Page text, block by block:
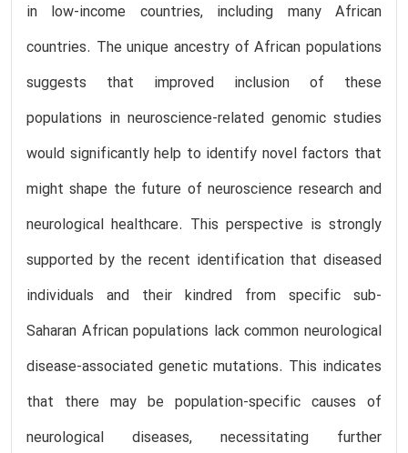
in low-income countries, including many African
countries. The unique ancestry of African populations
suggests that improved inclusion of these
populations in neuroscience-related genomic studies
would significantly help to identify novel factors that
might shape the future of neuroscience research and
neurological healthcare. This perspective is strongly
supported by the recent identification that diseased
individuals and their kindred from specific sub-
Saharan African populations lack common neurological
disease-associated genetic mutations. This indicates
that there may be population-specific causes of
neurological diseases, necessitating further